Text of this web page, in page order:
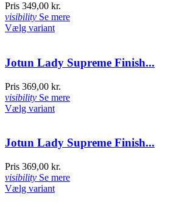
Pris 349,00 kr.
visibility Se mere
Vælg variant
Jotun Lady Supreme Finish...
Pris 369,00 kr.
visibility Se mere
Vælg variant
Jotun Lady Supreme Finish...
Pris 369,00 kr.
visibility Se mere
Vælg variant